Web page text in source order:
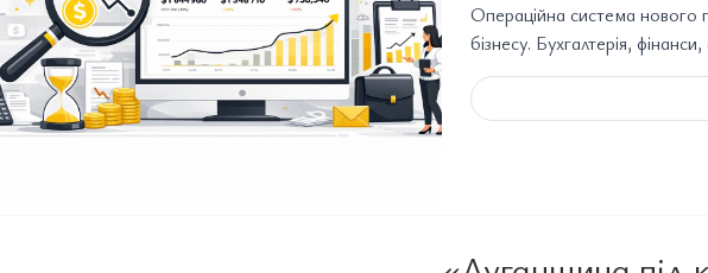
Операційна система нового
бізнесу. Бухгалтерія,